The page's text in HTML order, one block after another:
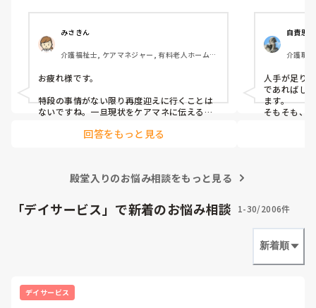
デイサービス勤務の方、再度迎えに行ったり
することはありますか？
このような場合、どう対処したらいいでしょ
うか。アドバイスがあれば、教えていただき
たいです。
みさきん
介護福祉士, ケアマネジャー, 有料老人ホーム,
お疲れ様です。
特段の事情がない限り再度迎えに行くことは
ないですね。一旦現状をケアマネに伝えるの
と時間かかりますよね。
回答をもっと見る
いとゆぅ～事
一度付きっき
てから、時々
でも初めて介
特徴とかを聞
浴介助をしま
ば大丈夫』と
でやらなけれ
全介の人の移
そんな方の入
自責思
介護職
施設, デ
人手が足り
であればし
ます。
そもそも、
殿堂入りのお悩み相談をもっと見る
「デイサービス」で新着のお悩み相談 1-30/2006件
新着順
デイサービス